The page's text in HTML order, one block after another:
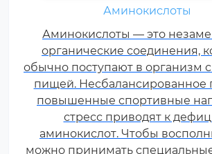
Аминокислоты
Аминокислоты — это
органические соединения,
обычно поступают в организм
пищей. Несбалансированное
повышенные спортивные
стресс приводят к
аминокислот. Чтобы
можно принимать
Жиросжигатели относятся к
добавок, которые
улучшению результатов
тренировок и помогают
избавляться от лишнего
используя его в качестве
дополнительного
энергии.